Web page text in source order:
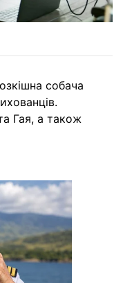
собача
Гая, а також